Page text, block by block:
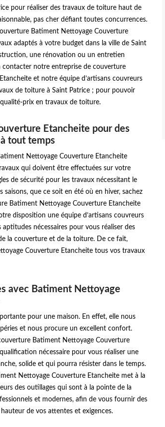
pour réaliser des travaux de toiture haut de
pas cher défiant toutes concurrences.
Batiment Nettoyage Couverture
adaptés à votre budget dans la ville de Saint
une rénovation ou un entretien
contacter notre entreprise de couverture
et notre équipe d’artisans couvreurs
de toiture à Saint Patrice ; pour pouvoir
prix en travaux de toiture.
Etancheite pour des
tout temps
Nettoyage Couverture Etancheite
qui doivent être effectuées sur votre
de sécurité pour les travaux nécessitant le
que ce soit en été où en hiver, sachez
Batiment Nettoyage Couverture Etancheite
disposition une équipe d’artisans couvreurs
nécessaires pour vous réaliser des
la couverture et de la toiture. De ce fait,
Couverture Etancheite tous vos travaux
avec Batiment Nettoyage
pour une maison. En effet, elle nous
et nous procure un excellent confort.
Batiment Nettoyage Couverture
nécessaire pour vous réaliser une
solide et qui pourra résister dans le temps.
Nettoyage Couverture Etancheite met à la
des outillages qui sont à la pointe de la
et modernes, afin de vous fournir des
de vos attentes et exigences.